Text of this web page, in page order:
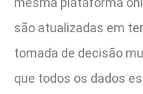
são atualizadas em
tomada de decisão
que todos os dados